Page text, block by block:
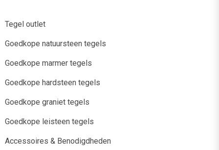
Tegel outlet
Goedkope natuursteen tegels
Goedkope marmer tegels
Goedkope hardsteen tegels
Goedkope graniet tegels
Goedkope leisteen tegels
Accessoires & Benodigdheden